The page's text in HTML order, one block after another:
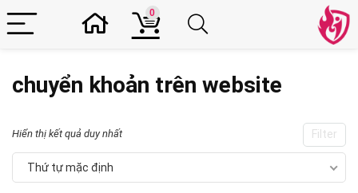
0
chuyển khoản trên website
Filter
Hiển thị kết quả duy nhất
Thứ tự mặc định